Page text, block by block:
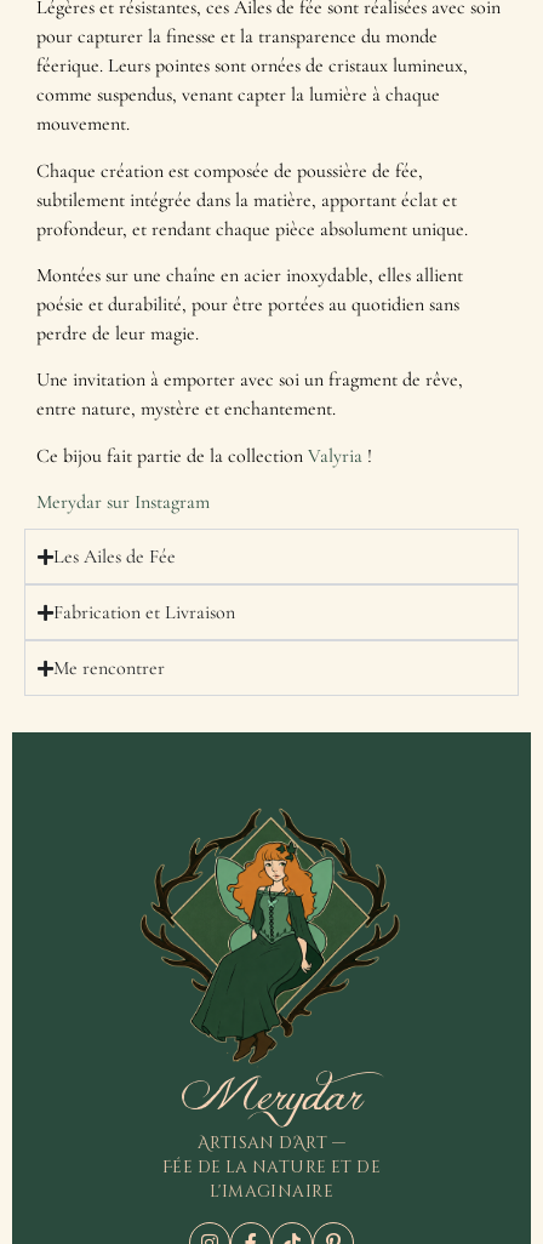
Légères et résistantes, ces Ailes de fée sont réalisées avec soin
pour capturer la finesse et la transparence du monde
féerique. Leurs pointes sont ornées de cristaux lumineux,
comme suspendus, venant capter la lumière à chaque
mouvement.
Chaque création est composée de poussière de fée,
subtilement intégrée dans la matière, apportant éclat et
profondeur, et rendant chaque pièce absolument unique.
Montées sur une chaîne en acier inoxydable, elles allient
poésie et durabilité, pour être portées au quotidien sans
perdre de leur magie.
Une invitation à emporter avec soi un fragment de rêve,
entre nature, mystère et enchantement.
Ce bijou fait partie de la collection Valyria !
Merydar sur Instagram
Les Ailes de Fée
Fabrication et Livraison
Me rencontrer
Merydar
Artisan d'Art —
Fée de la nature et de
l'imaginaire